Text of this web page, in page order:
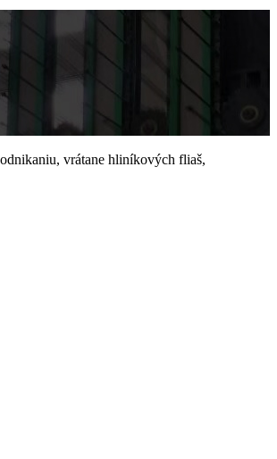
vrátane hliníkových fliaš,